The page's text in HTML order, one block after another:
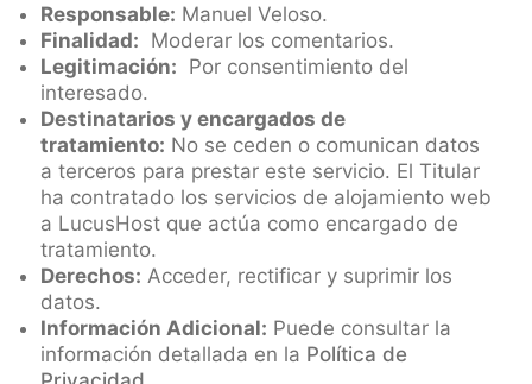
Responsable: Manuel Veloso.
Finalidad: Moderar los comentarios.
Legitimación: Por consentimiento del
interesado.
Destinatarios y encargados de
tratamiento: No se ceden o comunican datos
a terceros para prestar este servicio. El Titular
ha contratado los servicios de alojamiento web
a LucusHost que actúa como encargado de
tratamiento.
Derechos: Acceder, rectificar y suprimir los
datos.
Información Adicional: Puede consultar la
información detallada en la Política de